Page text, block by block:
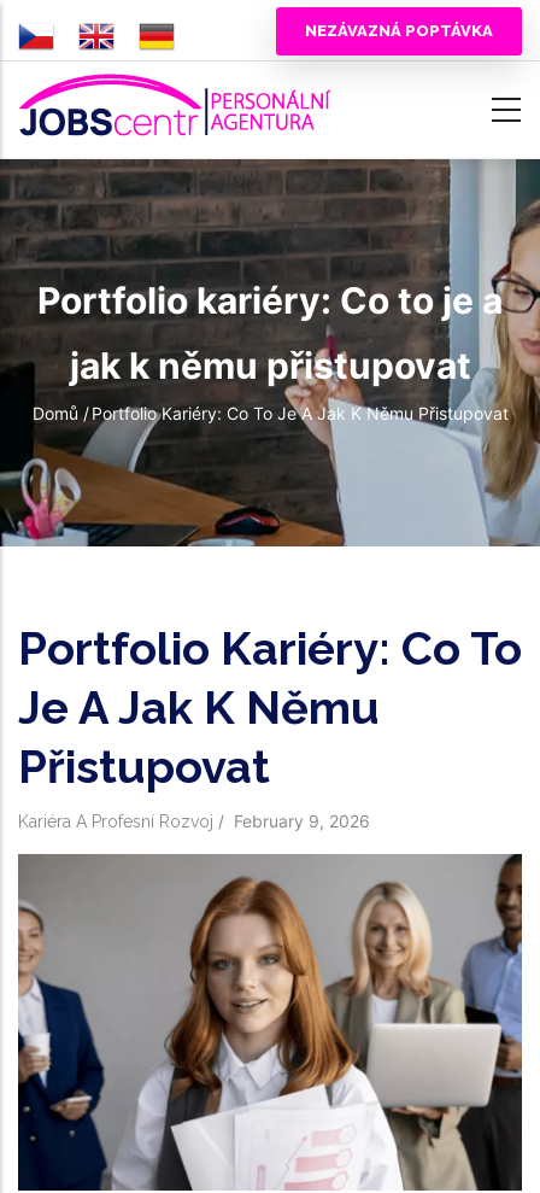
Přejít
hlavnímu
obsahu
NEZÁVAZNÁ POPTÁVKA
Portfolio kariéry: Co to je a
jak k němu přistupovat
Drobečková
navigace
Domů / Portfolio Kariéry: Co To Je A Jak K Němu Přistupovat
Portfolio Kariéry: Co To
Je A Jak K Němu
Přistupovat
Kariéra A Profesní Rozvoj / February 9, 2026